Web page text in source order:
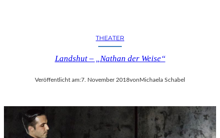
THEATER
Landshut – „Nathan der Weise“
Veröffentlicht am:7. November 2018vonMichaela Schabel